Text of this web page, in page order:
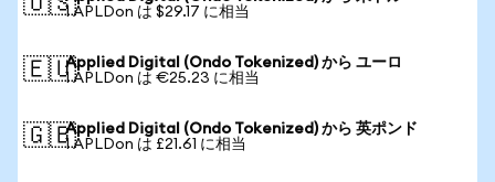
1 APLDon は $29.17 に相当
🇪🇺Applied Digital (Ondo Tokenized) から ユーロ
1 APLDon は €25.23 に相当
🇬🇧Applied Digital (Ondo Tokenized) から 英ポンド
1 APLDon は £21.61 に相当